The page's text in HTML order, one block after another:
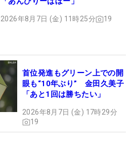
2026年8月7日 (金) 11時25分 19
首位発進もグリーン上での開
眼も“10年ぶり” 金田久美子
「あと1回は勝ちたい」
2026年8月7日 (金) 17時29分
19